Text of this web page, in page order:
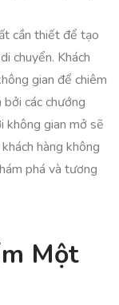
cần thiết để tạo
chuyển. Khách
gian để chiêm
các chướng
không gian mở sẽ
hàng không
phá và tương
Một